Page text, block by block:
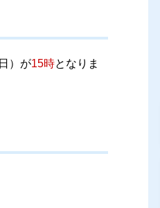
）が15時となりま